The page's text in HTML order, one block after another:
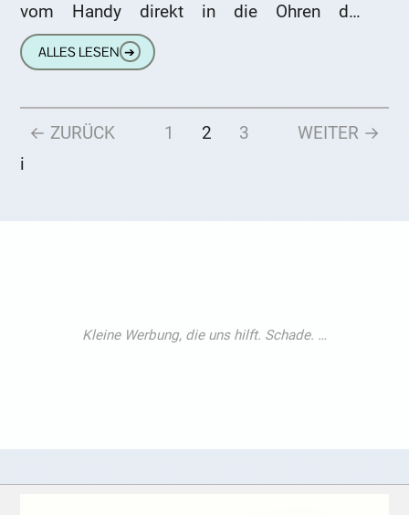
vom Handy direkt in die Ohren der
Hörgeräteträgerinnen und -träger abspielen.
Das gilt auch für den
ALLES LESEN ➔
← ZURÜCK 1 2 3
WEITER →
i